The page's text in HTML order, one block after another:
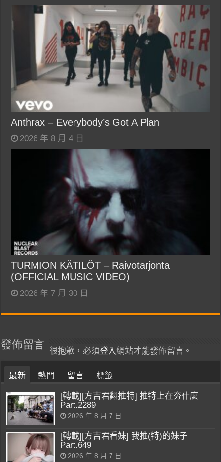
Anthrax – Everybody’s Got A Plan
2026 年 8 月 4 日
TURMION KÄTILÖT – Raivotarjonta
(OFFICIAL MUSIC VIDEO)
2026 年 7 月 30 日
發佈留言
很抱歉，必須登入網站才能發佈留言。
最新 熱門 留言 標籤
[轉載][方吉君翻推特] 推特上在夯什麼
Part.2289
2026 年 8 月 7 日
[轉載][方吉君看妹] 我推(特)的妹子
Part.649
2026 年 8 月 7 日